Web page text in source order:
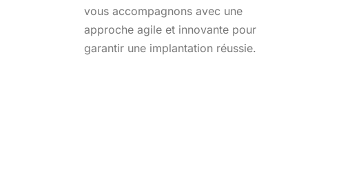
vous accompagnons avec une
approche agile et innovante pour
garantir une implantation réussie.